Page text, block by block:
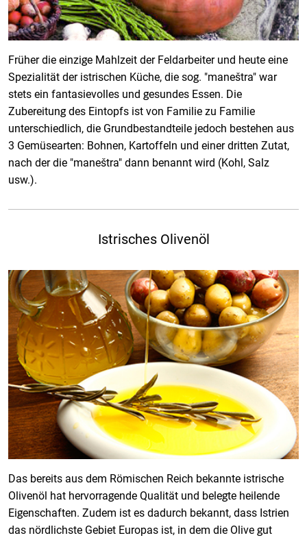
Früher die einzige Mahlzeit der Feldarbeiter und heute eine
Spezialität der istrischen Küche, die sog. "maneštra" war
stets ein fantasievolles und gesundes Essen. Die
Zubereitung des Eintopfs ist von Familie zu Familie
unterschiedlich, die Grundbestandteile jedoch bestehen aus
3 Gemüsearten: Bohnen, Kartoffeln und einer dritten Zutat,
nach der die "maneštra" dann benannt wird (Kohl, Salz
usw.).
Istrisches Olivenöl
Das bereits aus dem Römischen Reich bekannte istrische
Olivenöl hat hervorragende Qualität und belegte heilende
Eigenschaften. Zudem ist es dadurch bekannt, dass Istrien
das nördlichste Gebiet Europas ist, in dem die Olive gut